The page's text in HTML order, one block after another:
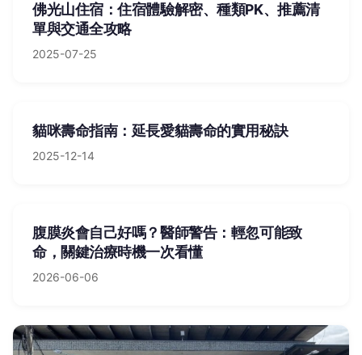
佛光山住宿：住宿體驗解密、種類PK、推薦清
單與交通全攻略
2025-07-25
貓咪壽命指南：延長愛貓壽命的實用秘訣
2025-12-14
腹膜炎會自己好嗎？醫師警告：輕忽可能致
命，關鍵治療時機一次看懂
2026-06-06